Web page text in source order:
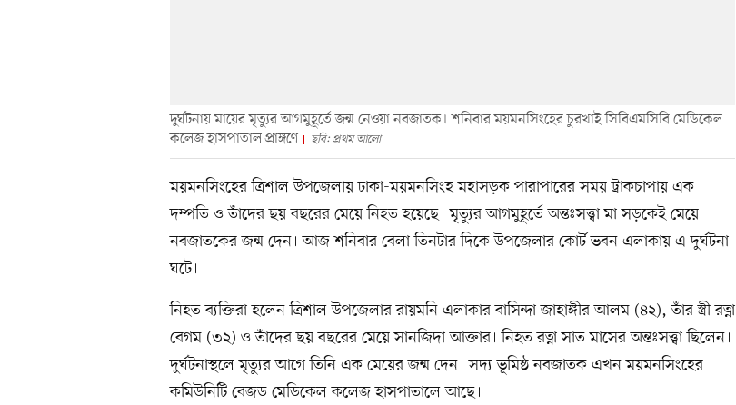
দুর্ঘটনায় মায়ের মৃত্যুর আগমুহূর্তে জন্ম নেওয়া নবজাতক। শনিবার ময়মনসিংহের চুরখাই সিবিএমসিবি মেডিকেল
কলেজ হাসপাতাল প্রাঙ্গণে
ছবি: প্রথম আলো
ময়মনসিংহের ত্রিশাল উপজেলায় ঢাকা-ময়মনসিংহ মহাসড়ক পারাপারের সময় ট্রাকচাপায় এক
দম্পতি ও তাঁদের ছয় বছরের মেয়ে নিহত হয়েছে। মৃত্যুর আগমুহূর্তে অন্তঃসত্ত্বা মা সড়কেই মেয়ে
নবজাতকের জন্ম দেন। আজ শনিবার বেলা তিনটার দিকে উপজেলার কোর্ট ভবন এলাকায় এ দুর্ঘটনা
ঘটে।
নিহত ব্যক্তিরা হলেন ত্রিশাল উপজেলার রায়মনি এলাকার বাসিন্দা জাহাঙ্গীর আলম (৪২), তাঁর স্ত্রী রত্না
বেগম (৩২) ও তাঁদের ছয় বছরের মেয়ে সানজিদা আক্তার। নিহত রত্না সাত মাসের অন্তঃসত্ত্বা ছিলেন।
দুর্ঘটনাস্থলে মৃত্যুর আগে তিনি এক মেয়ের জন্ম দেন। সদ্য ভূমিষ্ঠ নবজাতক এখন ময়মনসিংহের
কমিউনিটি বেজড মেডিকেল কলেজ হাসপাতালে আছে।